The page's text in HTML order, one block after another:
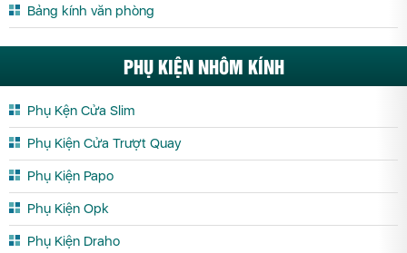
Bảng kính văn phòng
PHỤ KIỆN NHÔM KÍNH
Phụ Kện Cửa Slim
Phụ Kiện Cửa Trượt Quay
Phụ Kiện Papo
Phụ Kiện Opk
Phụ Kiện Draho